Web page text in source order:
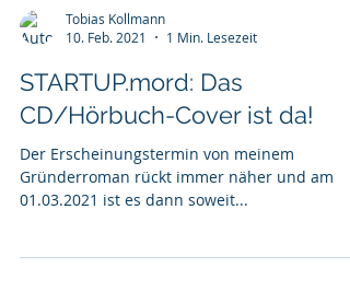
Tobias Kollmann
10. Feb. 2021
1 Min. Lesezeit
CD/Hörbuch-Cover ist da!
Der Erscheinungstermin von meinem
01.03.2021 ist es dann soweit...